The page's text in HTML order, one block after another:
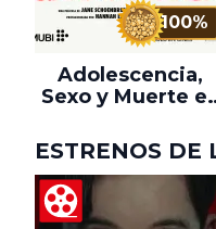
100%
Adolescencia,
Sexo y Muerte
Miasma
ESTRENOS DE